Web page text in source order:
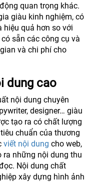
quan trọng khác.
giàu kinh nghiệm, có
hiệu quả hơn so với
sẵn các công cụ và
và chi phí cho
dung cao
nội dung chuyên
designer… giàu
tạo ra có chất lượng
chuẩn của thương
viết nội dung cho web,
ra những nội dung thu
Nội dung chất
xây dựng hình ảnh